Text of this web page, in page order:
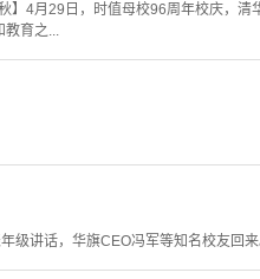
4月29日，时值母校96周年校庆，清
教育之...
级讲话，华旗CEO冯军等知名校友回来